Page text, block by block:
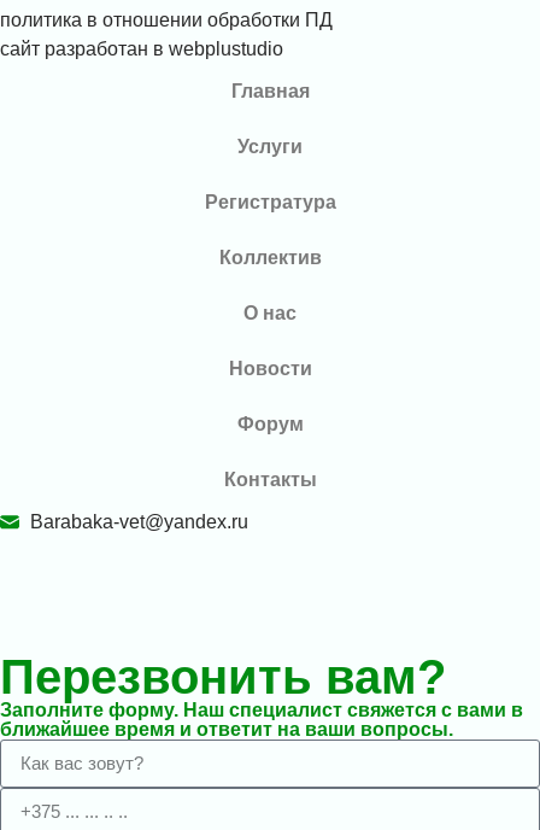
политика в отношении обработки ПД
сайт разработан в webplustudio
Главная
Услуги
Регистратура
Коллектив
О нас
Новости
Форум
Контакты
Barabaka-vet@yandex.ru
Перезвонить вам?
Заполните форму. Наш специалист свяжется с вами в
ближайшее время и ответит на ваши вопросы.